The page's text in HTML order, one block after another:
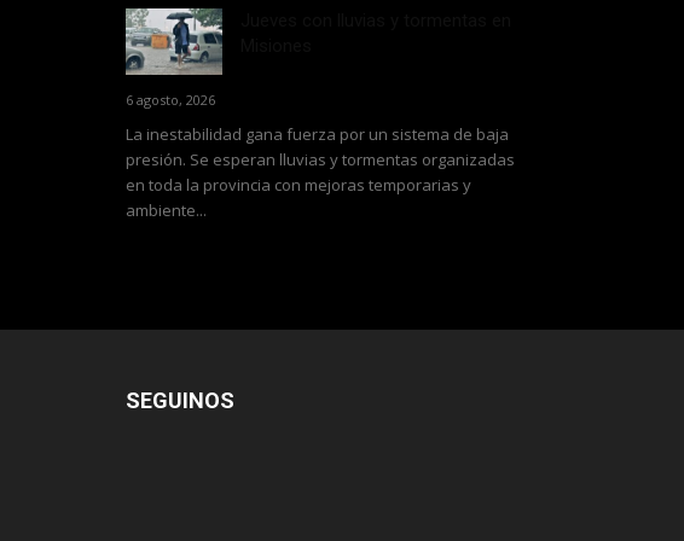
6 agosto, 2026
La inestabilidad gana fuerza por un sistema de baja
presión. Se esperan lluvias y tormentas organizadas
en toda la provincia con mejoras temporarias y
ambiente...
SEGUINOS